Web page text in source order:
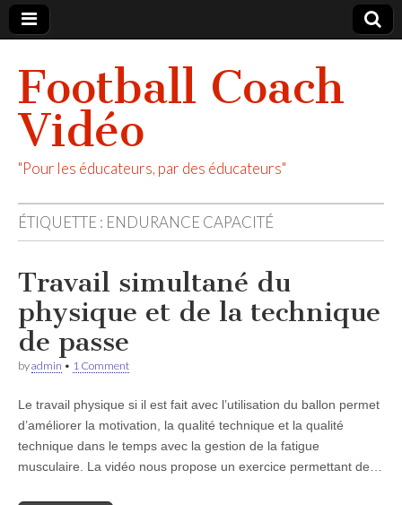
Football Coach
Vidéo
"Pour les éducateurs, par des éducateurs"
ÉTIQUETTE : ENDURANCE CAPACITÉ
Travail simultané du
physique et de la technique
de passe
byadmin • 1 Comment
Le travail physique si il est fait avec l’utilisation du ballon permet
d’améliorer la motivation, la qualité technique et la qualité
technique dans le temps avec la gestion de la fatigue
musculaire. La vidéo nous propose un exercice permettant de…